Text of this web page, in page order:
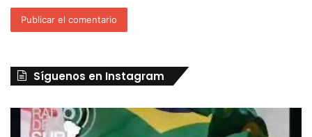
Síguenos en Instagram